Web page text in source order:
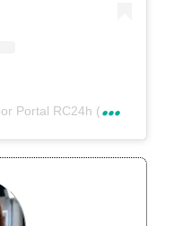
U
ma publicação compartilhada por Portal RC24h (@rc24hnoticias)